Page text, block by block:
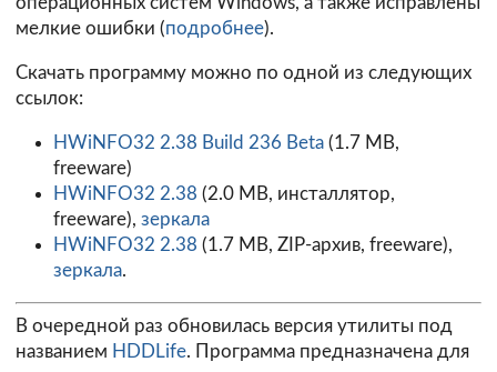
мелкие ошибки (подробнее).
Скачать программу можно по одной из следующих
ссылок:
HWiNFO32 2.38 Build 236 Beta(1.7 MB,
freeware)
HWiNFO32 2.38 (2.0 MB, инсталлятор,
freeware), зеркала
HWiNFO32 2.38 (1.7 MB, ZIP-архив, freeware),
зеркала.
В очередной раз обновилась версия утилиты под
названием HDDLife. Программа предназначена для